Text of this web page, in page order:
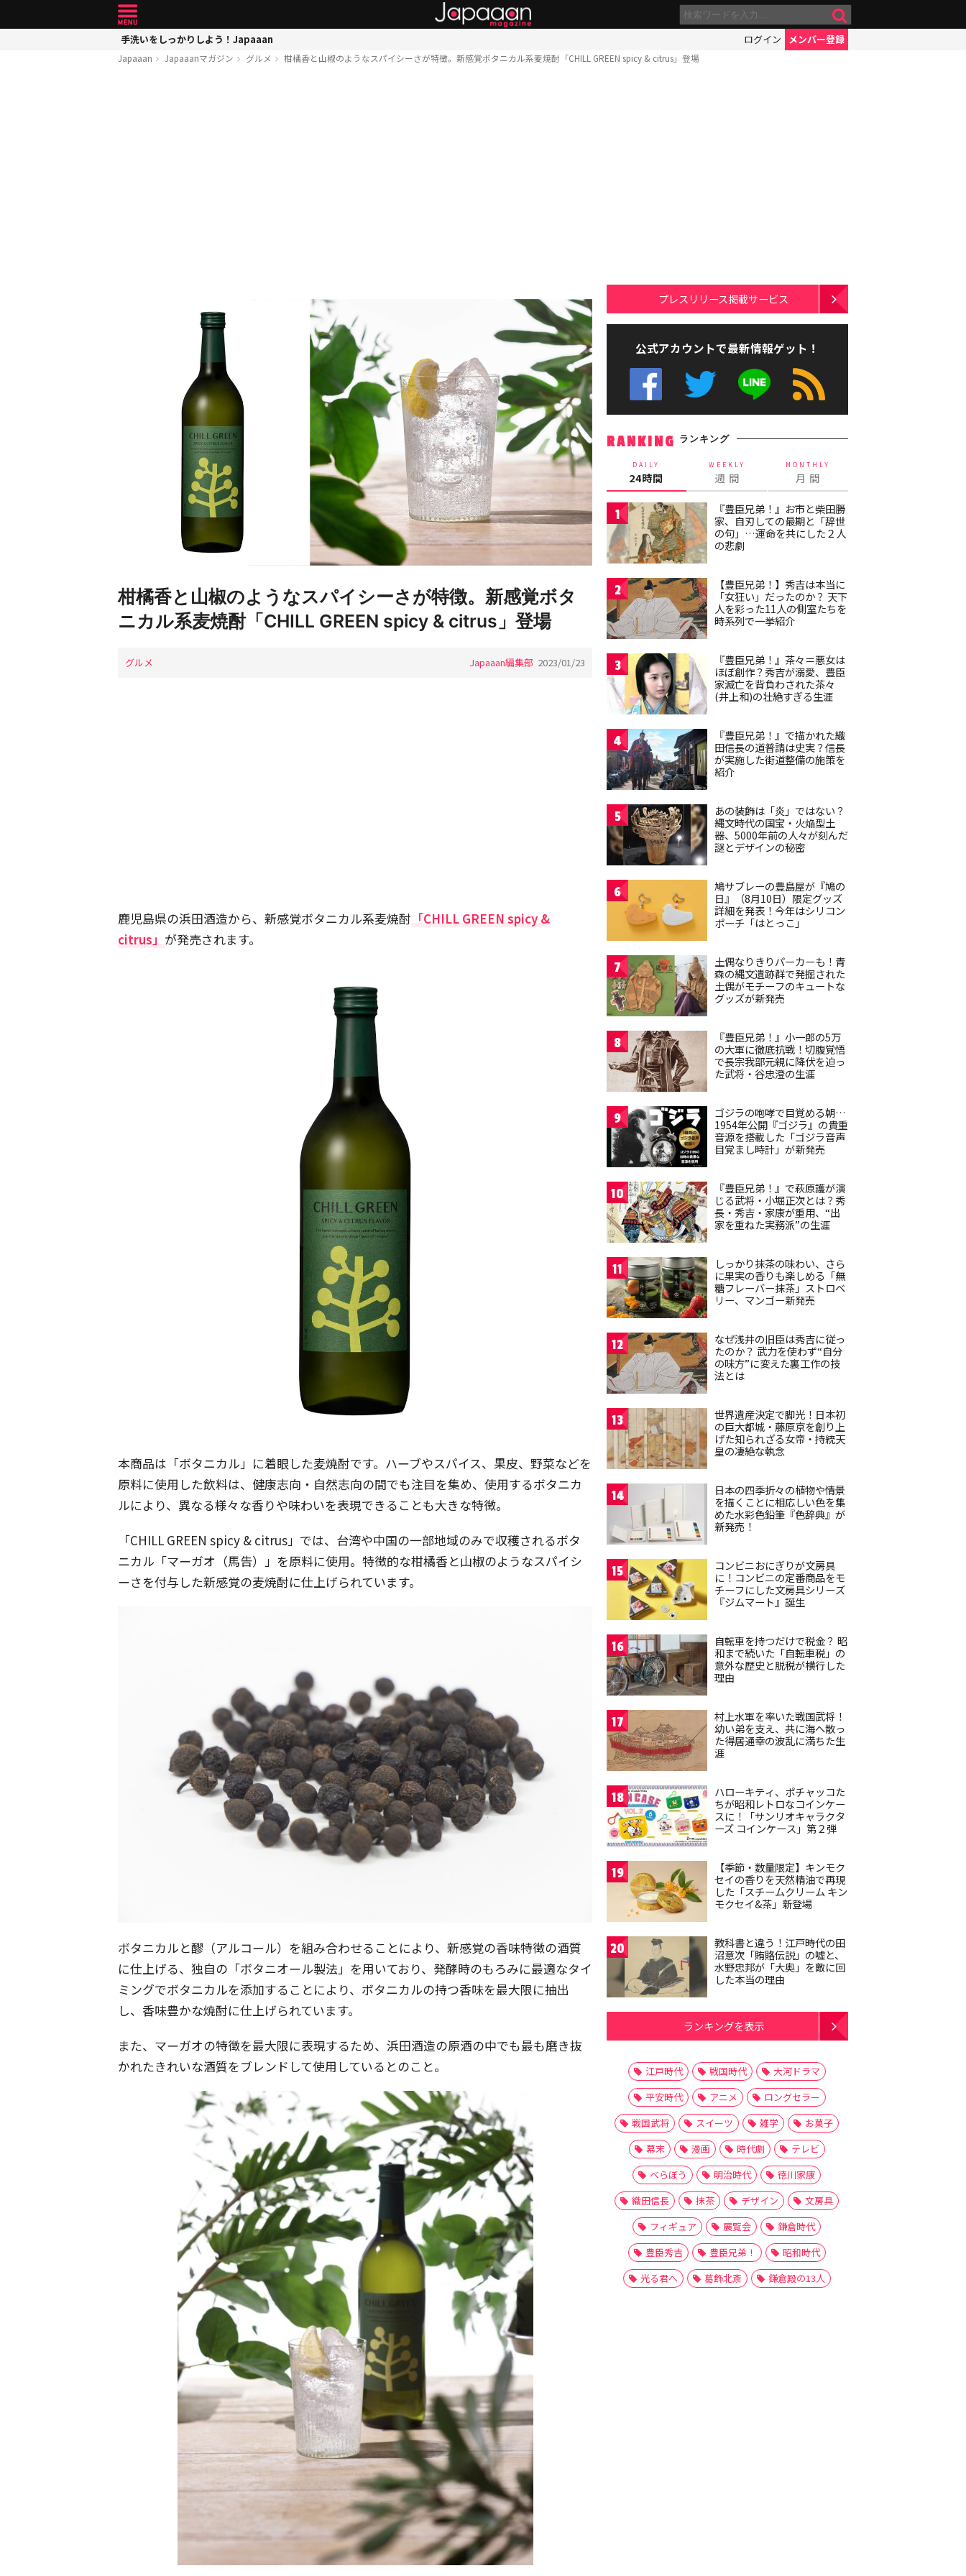
手洗いをしっかりしよう！Japaaan ログイン メンバー登録
Japaaan Japaaanマガジン グルメ 柑橘香と山椒のようなスパイシーさが特徴。新感覚ボタニカル系麦焼酎「CHILL GREEN spicy & citrus」登場
柑橘香と山椒のようなスパイシーさが特徴。新感覚ボタ
ニカル系麦焼酎「CHILL GREEN spicy & citrus」登場
グルメ Japaaan編集部 2023/01/23
鹿児島県の浜田酒造から、新感覚ボタニカル系麦焼酎 「CHILL GREEN spicy &
citrus」 が発売されます。
本商品は「ボタニカル」に着眼した麦焼酎です。ハーブやスパイス、果皮、野菜などを
原料に使用した飲料は、健康志向・自然志向の間でも注目を集め、使用するボタニカ
ルにより、異なる様々な香りや味わいを表現できることも大きな特徴。
「CHILL GREEN spicy & citrus」では、台湾や中国の一部地域のみで収穫されるボタ
ニカル「マーガオ（馬告）」を原料に使用。特徴的な柑橘香と山椒のようなスパイシ
ーさを付与した新感覚の麦焼酎に仕上げられています。
ボタニカルと醪（アルコール）を組み合わせることにより、新感覚の香味特徴の酒質
に仕上げる、独自の「ボタニオール製法」を用いており、発酵時のもろみに最適なタイ
ミングでボタニカルを添加することにより、ボタニカルの持つ香味を最大限に抽出
し、香味豊かな焼酎に仕上げられています。
また、マーガオの特徴を最大限に表現するため、浜田酒造の原酒の中でも最も磨き抜
かれたきれいな酒質をブレンドして使用しているとのこと。
プレスリリース掲載サービス
公式アカウントで最新情報ゲット！
RANKING ランキング
DAILY
24時間
WEEKLY
週 間
MONTHLY
月 間
1
『豊臣兄弟！』お市と柴田勝
家、自刃しての最期と「辞世
の句」…運命を共にした２人
の悲劇
2
【豊臣兄弟！】秀吉は本当に
「女狂い」だったのか？ 天下
人を彩った11人の側室たちを
時系列で一挙紹介
3
『豊臣兄弟！』茶々＝悪女は
ほぼ創作？秀吉が溺愛、豊臣
家滅亡を背負わされた茶々
(井上和)の壮絶すぎる生涯
4
『豊臣兄弟！』で描かれた織
田信長の道普請は史実？信長
が実施した街道整備の施策を
紹介
5
あの装飾は「炎」ではない？
縄文時代の国宝・火焔型土
器、5000年前の人々が刻んだ
謎とデザインの秘密
6
鳩サブレーの豊島屋が『鳩の
日』（8月10日）限定グッズ
詳細を発表！今年はシリコン
ポーチ「はとっこ」
7
土偶なりきりパーカーも！青
森の縄文遺跡群で発掘された
土偶がモチーフのキュートな
グッズが新発売
8
『豊臣兄弟！』小一郎の5万
の大軍に徹底抗戦！切腹覚悟
で長宗我部元親に降伏を迫っ
た武将・谷忠澄の生涯
9
ゴジラの咆哮で目覚める朝…
1954年公開『ゴジラ』の貴重
音源を搭載した「ゴジラ音声
目覚まし時計」が新発売
10
『豊臣兄弟！』で萩原護が演
じる武将・小堀正次とは？秀
長・秀吉・家康が重用、“出
家を重ねた実務派”の生涯
11
しっかり抹茶の味わい、さら
に果実の香りも楽しめる「無
糖フレーバー抹茶」ストロベ
リー、マンゴー新発売
12
なぜ浅井の旧臣は秀吉に従っ
たのか？ 武力を使わず“自分
の味方”に変えた裏工作の技
法とは
13
世界遺産決定で脚光！日本初
の巨大都城・藤原京を創り上
げた知られざる女帝・持統天
皇の凄絶な執念
14
日本の四季折々の植物や情景
を描くことに相応しい色を集
めた水彩色鉛筆『色辞典』が
新発売！
15
コンビニおにぎりが文房具
に！コンビニの定番商品をモ
チーフにした文房具シリーズ
『ジムマート』誕生
16
自転車を持つだけで税金？ 昭
和まで続いた「自転車税」の
意外な歴史と脱税が横行した
理由
17
村上水軍を率いた戦国武将！
幼い弟を支え、共に海へ散っ
た得居通幸の波乱に満ちた生
涯
18
ハローキティ、ポチャッコた
ちが昭和レトロなコインケー
スに！「サンリオキャラクタ
ーズ コインケース」第２弾
19
【季節・数量限定】キンモク
セイの香りを天然精油で再現
した「スチームクリーム キン
モクセイ&茶」新登場
20
教科書と違う！江戸時代の田
沼意次「賄賂伝説」の嘘と、
水野忠邦が「大奥」を敵に回
した本当の理由
ランキングを表示
江戸時代 戦国時代
大河ドラマ
平安時代
アニメ
ロングセラー
戦国武将
スイーツ 雑学
お菓子
幕末
漫画 時代劇
テレビ
べらぼう
明治時代
徳川家康
織田信長
抹茶 デザイン
文房具
フィギュア
展覧会
鎌倉時代
豊臣秀吉
豊臣兄弟！
昭和時代
光る君へ
葛飾北斎 鎌倉殿の13人